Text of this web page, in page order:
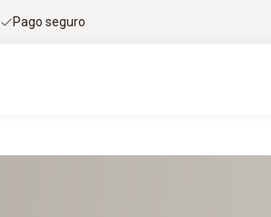
Pago seguro